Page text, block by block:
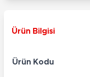
Ürün Bilgisi
Ürün Kodu